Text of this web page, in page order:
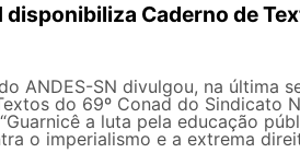
disponibiliza Caderno de
ANDES-SN divulgou, na última
do 69º Conad do Sindicato
a luta pela educação
o imperialismo e a extrema